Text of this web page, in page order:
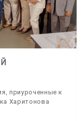
приуроченные к
Харитонова